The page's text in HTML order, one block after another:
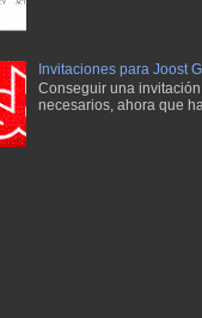
Invitaciones para Joost
Conseguir una
necesarios, ahora que